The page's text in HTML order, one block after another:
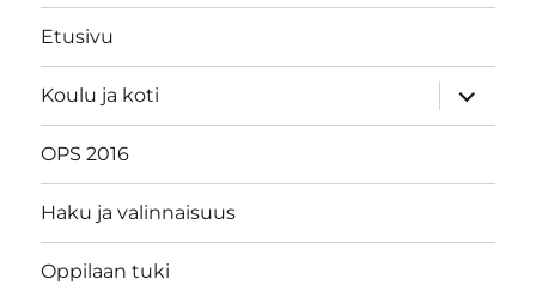
Etusivu
Koulu ja koti
näytä
OPS 2016
Haku ja valinnaisuus
Oppilaan tuki